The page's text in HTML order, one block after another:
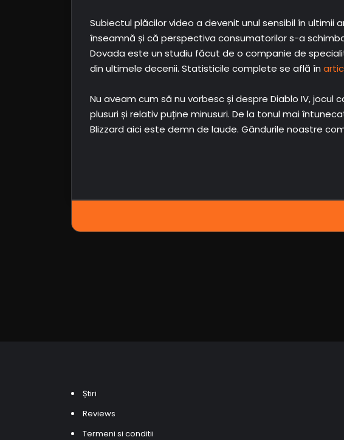
Subiectul plăcilor video a devenit unul sensibil în
înseamnă și că perspectiva consumatorilor s-a
Dovada este un studiu făcut de o companie de
din ultimele decenii. Statisticile complete se află în
Nu aveam cum să nu vorbesc și despre Diablo IV,
plusuri și relativ puține minusuri. De la tonul mai
Blizzard aici este demn de laude. Gândurile noastre
Știri
Reviews
Termeni si conditii